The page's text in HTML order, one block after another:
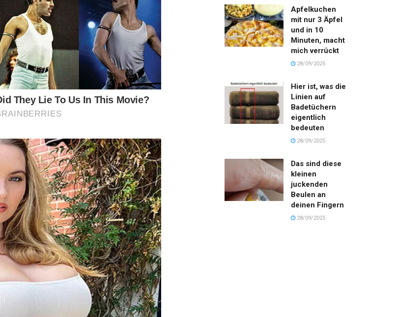
Apfelkuchen
mit nur 3 Äpfel
und in 10
Minuten, macht
mich verrückt
28/09/2025
Hier ist, was die
Linien auf
Badetüchern
eigentlich
bedeuten
28/09/2025
Das sind diese
kleinen
juckenden
Beulen an
deinen Fingern
28/09/2025